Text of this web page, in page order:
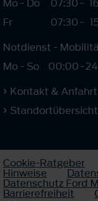
Mo - Do
07:30-
Fr
07:30-
Notdienst -
Mo - So
00:00-
Kontakt & Anfahrt
Standortübersicht
Cookie-Ratgeber
Hinweise
Datenschutz Ford
Barrierefreiheit